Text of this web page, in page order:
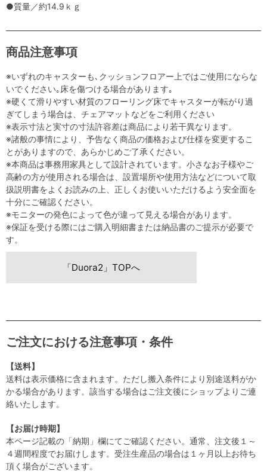
●質量／約14.9ｋｇ
商品注意事項
※いずれのキャスターも､クッションフロアー上ではご使用にならな
いでください｡床を傷つける場合があります｡
※硬くて滑りやすい材質のフローリング床でキャスターが転がり過
ぎてしまう場合は、チェアマットなどをご利用ください
※表示寸法と実寸の寸法許容差は商品により若干異なります。
※諸般の事情により、予告なく商品の価格および仕様を変更するこ
とがありますので、あらかじめご了承ください。
※本商品は事務用家具として設計されています。小さなお子様やご
高齢の方が使用される場合は、設置場所や使用方法などについて取
扱説明書をよくお読みの上、正しくお使いいただけるよう安全面を
十分にご確認ください。
※モニターの発色によって色が違って見える場合があります。
※保証を受ける際にはご購入明細書または納品書のご提示が必要で
す。
「Duora2」TOPへ
ご注文における注意事項・条件
【送料】
送料は表示価格に含まれます。ただし搬入条件により別途送料がか
かる場合があります。該当する場合はご注文後にショップよりご連
絡いたします。
【お届け時期】
本ページ記載の「納期」欄にてご確認ください。通常、注文後１～
４週間程度でお届けします。受注生産品の場合は１ヶ月以上お待ち
頂く場合がございます。